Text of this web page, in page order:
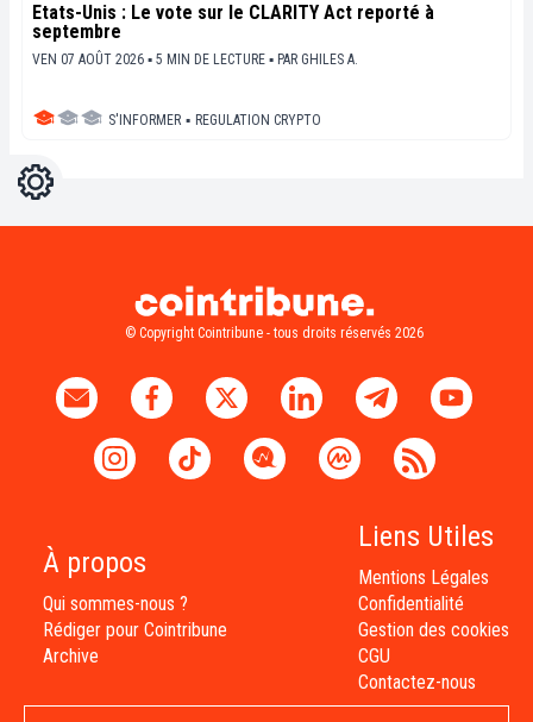
États-Unis : Le vote sur le CLARITY Act reporté à
septembre
VEN 07 AOÛT 2026 ▪ 5 MIN DE LECTURE ▪ PAR GHILES A.
S'INFORMER ▪ REGULATION CRYPTO
Réglages
© Copyright Cointribune - tous droits réservés 2026
À propos
Qui sommes-nous ?
Rédiger pour Cointribune
Archive
Liens Utiles
Mentions Légales
Confidentialité
Gestion des cookies
CGU
Contactez-nous